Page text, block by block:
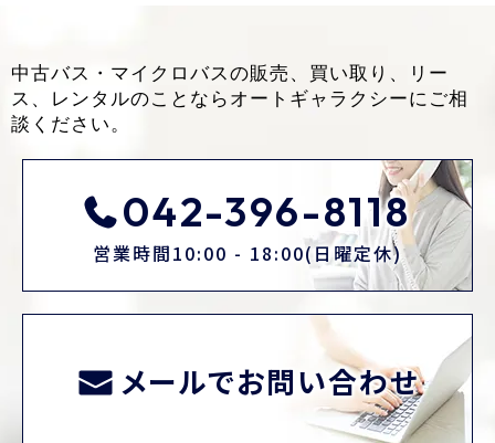
中古バス・マイクロバスの販売、買い取り、リー
ス、レンタルのことなら オートギャラクシーにご相
談ください。
042-396-8118
営業時間10:00 - 18:00(日曜定休)
メールでお問い合わせ